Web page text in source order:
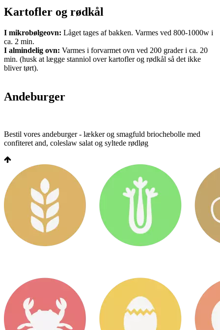
Kartofler og rødkål
I mikrobølgeovn: Låget tages af bakken. Varmes ved 800-1000w i
ca. 2 min.
I almindelig ovn: Varmes i forvarmet ovn ved 200 grader i ca. 20
min. (husk at lægge stanniol over kartofler og rødkål så det ikke
bliver tørt).
Andeburger
Bestil vores andeburger - lækker og smagfuld briochebolle med
confiteret and, coleslaw salat og syltede rødløg